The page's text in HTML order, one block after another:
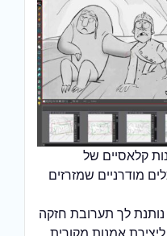
קלאסיים של
מודרניים שמזרזים
נותנת לך תערובת חזקה
ליצירת אמנות מקורית